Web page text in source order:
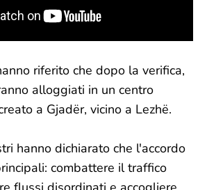
riferito che dopo la verifica,
alloggiati in un centro
a Gjadër, vicino a Lezhë.
hanno dichiarato che l'accordo
combattere il traffico